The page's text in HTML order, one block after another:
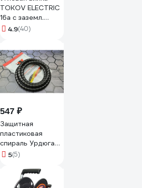
TOKOV ELECTRIC
16а с заземл.
каучук TKE-C05-
4.9(40)
547 ₽
Защитная
пластиковая
спираль Урдюга
d25мм черная
URСП25Ч02
5(5)